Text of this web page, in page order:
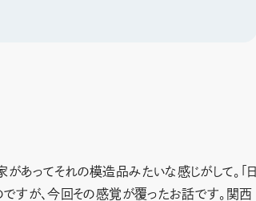
あってそれの模造品みたいな感じがして。「日
ですが、今回その感覚が覆ったお話です。関西